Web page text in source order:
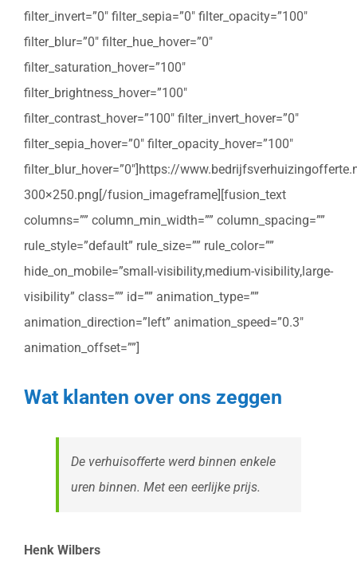
filter_invert=”0″ filter_sepia=”0″ filter_opacity=”100″
filter_blur=”0″ filter_hue_hover=”0″
filter_saturation_hover=”100″
filter_brightness_hover=”100″
filter_contrast_hover=”100″ filter_invert_hover=”0″
filter_sepia_hover=”0″ filter_opacity_hover=”100″
filter_blur_hover=”0″]https://
300×250.png[/fusion_imageframe][fusion_text
columns=”” column_min_width=”” column_spacing=””
rule_style=”default” rule_size=”” rule_color=””
hide_on_mobile=”small-visibility,medium-visibility,large-
visibility” class=”” id=”” animation_type=””
animation_direction=”left” animation_speed=”0.3″
animation_offset=””]
Wat klanten over ons zeggen
De verhuisofferte werd binnen enkele
uren binnen. Met een eerlijke prijs.
Henk Wilbers